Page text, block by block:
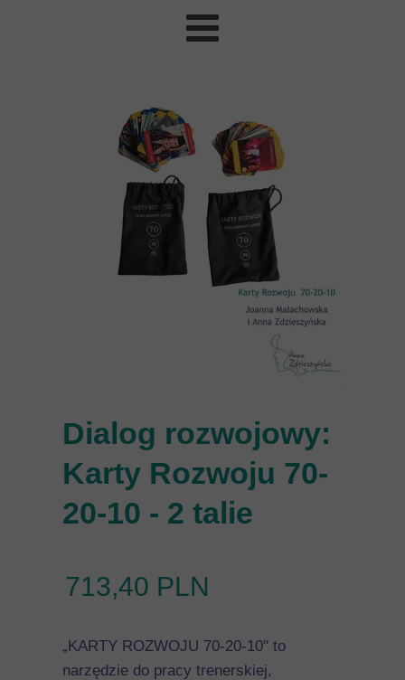
„KARTY ROZWOJU 70-20-10" to
narzędzie do pracy trenerskiej,
713,40 PLN
Dialog rozwojowy:
Karty Rozwoju 70-
20-10 - 2 talie